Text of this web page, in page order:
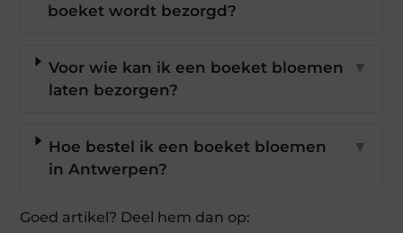
boeket wordt bezorgd?
Voor wie kan ik een boeket bloemen
laten bezorgen?
▼
Hoe bestel ik een boeket bloemen
in Antwerpen?
▼
Goed artikel? Deel hem dan op: